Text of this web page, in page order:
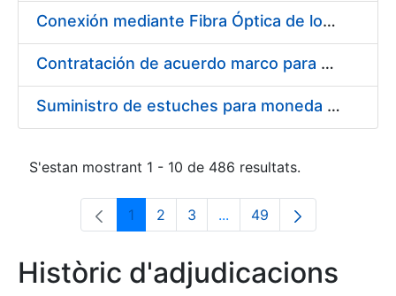
Conexión mediante Fibra Óptica de los Centros de Proceso de Datos (CPDs) de las sedes de la FNMT-RCM de Burgos y Madrid
Contratación de acuerdo marco para el Suministro de Material de Electricidad para la Fábrica Nacional de Moneda y Timbre-Real Casa de la Moneda en su centro de trabajo de Burgos
Suministro de estuches para moneda de 30 €
S'estan mostrant 1 - 10 de 486 resultats.
Pàgina
1 Pàgina
2 Pàgina
3 ...Pàgines intermèdies
Pàgina
49
Històric d'adjudicacions